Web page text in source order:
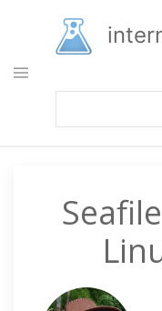
основному
содержанию